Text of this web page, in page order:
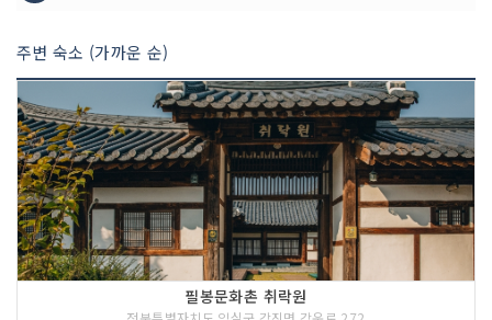
주변 숙소 (가까운 순)
필봉문화촌 취락원